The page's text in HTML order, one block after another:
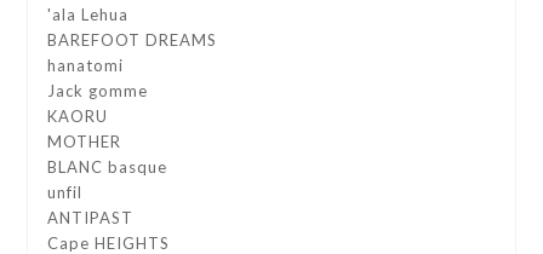
'ala Lehua
BAREFOOT DREAMS
hanatomi
Jack gomme
KAORU
MOTHER
BLANC basque
unfil
ANTIPAST
Cape HEIGHTS